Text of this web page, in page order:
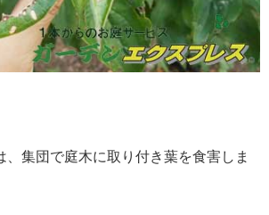
、集団で庭木に取り付き葉を食害しま